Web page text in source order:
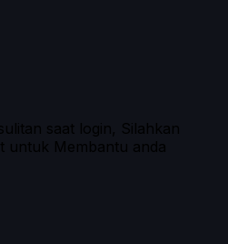
saat login, Silahkan
untuk Membantu anda